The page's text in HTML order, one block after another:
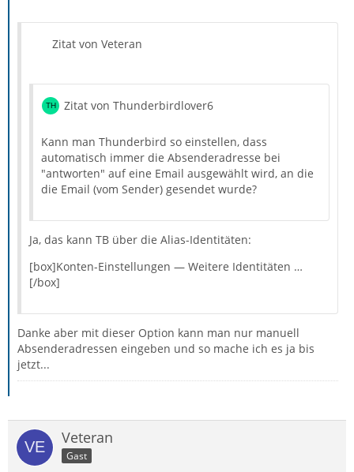
Gruß
Zitat von Veteran
Zitat von Thunderbirdlover6
Kann man Thunderbird so einstellen, dass
automatisch immer die Absenderadresse bei
"antworten" auf eine Email ausgewählt wird, an die
die Email (vom Sender) gesendet wurde?
Ja, das kann TB über die Alias-Identitäten:
[box]Konten-Einstellungen — Weitere Identitäten …
[/box]
Danke aber mit dieser Option kann man nur manuell
Absenderadressen eingeben und so mache ich es ja bis
jetzt...
Veteran
Gast